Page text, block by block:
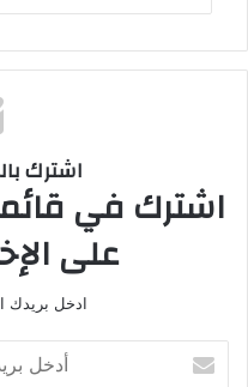
اشترك
اشترك في
على
ادخل بريدك
بريدك